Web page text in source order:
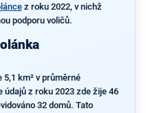
z roku 2022, v nichž
podporu voličů.
km² v průměrné
z roku 2023 zde žije 46
32 domů. Tato